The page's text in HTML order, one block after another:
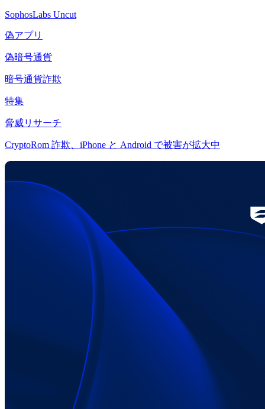
SophosLabs Uncut
偽アプリ
偽暗号通貨
暗号通貨詐欺
特集
脅威リサーチ
CryptoRom 詐欺、iPhone と Android で被害が拡大中